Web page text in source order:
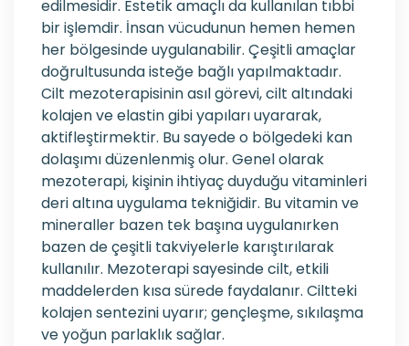
edilmesidir. Estetik amaçlı da kullanılan tıbbi
bir işlemdir. İnsan vücudunun hemen hemen
her bölgesinde uygulanabilir. Çeşitli amaçlar
doğrultusunda isteğe bağlı yapılmaktadır.
Cilt mezoterapisinin asıl görevi, cilt altındaki
kolajen ve elastin gibi yapıları uyararak,
aktifleştirmektir. Bu sayede o bölgedeki kan
dolaşımı düzenlenmiş olur. Genel olarak
mezoterapi, kişinin ihtiyaç duyduğu vitaminleri
deri altına uygulama tekniğidir. Bu vitamin ve
mineraller bazen tek başına uygulanırken
bazen de çeşitli takviyelerle karıştırılarak
kullanılır. Mezoterapi sayesinde cilt, etkili
maddelerden kısa sürede faydalanır. Ciltteki
kolajen sentezini uyarır; gençleşme, sıkılaşma
ve yoğun parlaklık sağlar.